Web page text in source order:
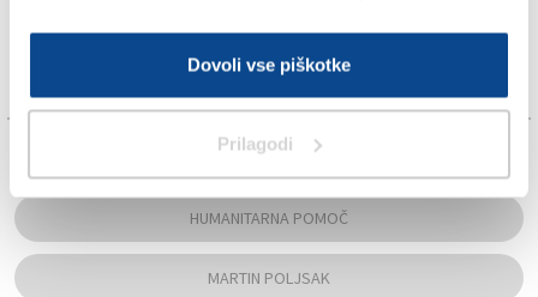
Dovoli vse piškotke
Prilagodi
HUMANITARNA POMOČ
MARTIN POLJSAK